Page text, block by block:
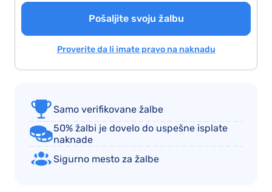
Pošaljite svoju žalbu
Proverite da li imate pravo na naknadu
Samo verifikovane žalbe
50% žalbi je dovelo do uspešne isplate
naknade
Sigurno mesto za žalbe